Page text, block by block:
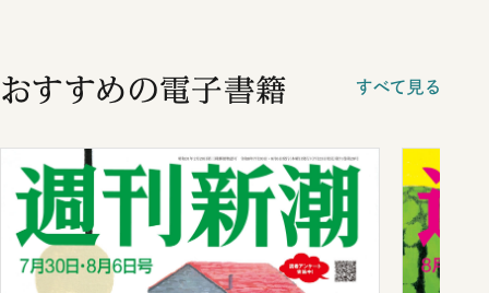
おすすめの電子書籍 すべて見る